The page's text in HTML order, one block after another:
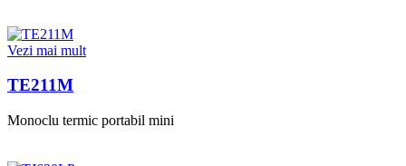
Vezi mai mult
TE211M
Monoclu termic portabil mini